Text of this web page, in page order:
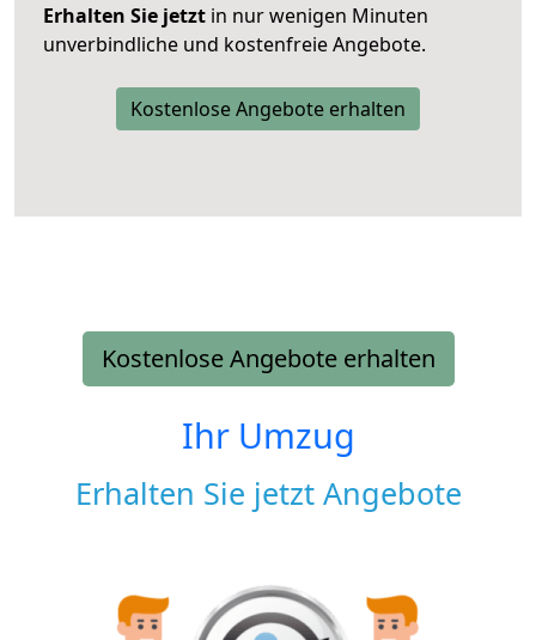
Erhalten Sie jetzt in nur wenigen Minuten
unverbindliche und kostenfreie Angebote.
Kostenlose Angebote erhalten
Kostenlose Angebote erhalten
Ihr Umzug
Erhalten Sie jetzt Angebote